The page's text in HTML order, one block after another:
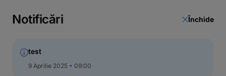
Call Center
Notificări Închide
test
9 Aprilie 2025 09:00